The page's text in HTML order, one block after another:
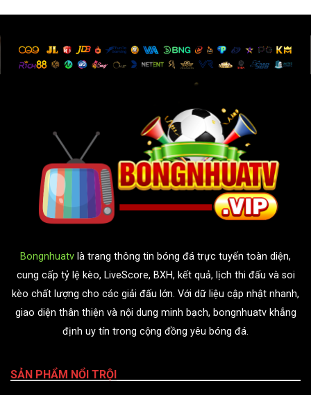
Bongnhuatv là trang thông tin bóng đá trực tuyến toàn diện,
cung cấp tỷ lệ kèo, LiveScore, BXH, kết quả, lịch thi đấu và soi
kèo chất lượng cho các giải đấu lớn. Với dữ liệu cập nhật nhanh,
giao diện thân thiện và nội dung minh bạch, bongnhuatv khẳng
định uy tín trong cộng đồng yêu bóng đá.
SẢN PHẨM NỔI TRỘI